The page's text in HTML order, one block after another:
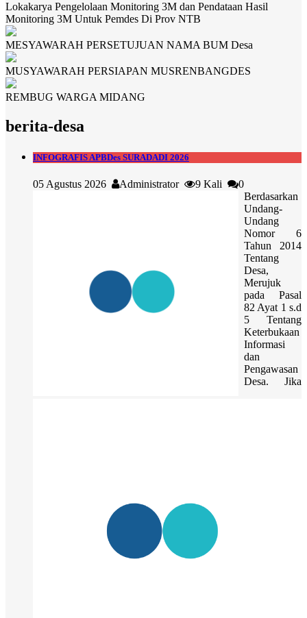
Lokakarya Pengelolaan Monitoring 3M dan Pendataan Hasil
Monitoring 3M Untuk Pemdes Di Prov NTB
MESYAWARAH PERSETUJUAN NAMA BUM Desa
MUSYAWARAH PERSIAPAN MUSRENBANGDES
REMBUG WARGA MIDANG
berita-desa
INFOGRAFIS APBDes SURADADI 2026
05 Agustus 2026 Administrator 9 Kali
0
Berdasarkan
Undang-
Undang
Nomor 6
Tahun 2014
Tentang
Desa,
Merujuk
pada Pasal
82 Ayat 1 s.d
5 Tentang
Keterbukaan
Informasi
dan
Pengawasan
Desa. Jika